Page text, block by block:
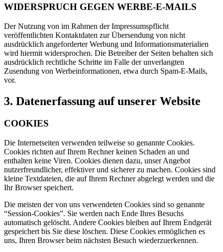
WIDERSPRUCH GEGEN WERBE-E-MAILS
Der Nutzung von im Rahmen der Impressumspflicht
veröffentlichten Kontaktdaten zur Übersendung von nicht
ausdrücklich angeforderter Werbung und Informationsmaterialien
wird hiermit widersprochen. Die Betreiber der Seiten behalten sich
ausdrücklich rechtliche Schritte im Falle der unverlangten
Zusendung von Werbeinformationen, etwa durch Spam-E-Mails,
vor.
3. Datenerfassung auf unserer Website
COOKIES
Die Internetseiten verwenden teilweise so genannte Cookies.
Cookies richten auf Ihrem Rechner keinen Schaden an und
enthalten keine Viren. Cookies dienen dazu, unser Angebot
nutzerfreundlicher, effektiver und sicherer zu machen. Cookies sind
kleine Textdateien, die auf Ihrem Rechner abgelegt werden und die
Ihr Browser speichert.
Die meisten der von uns verwendeten Cookies sind so genannte
“Session-Cookies”. Sie werden nach Ende Ihres Besuchs
automatisch gelöscht. Andere Cookies bleiben auf Ihrem Endgerät
gespeichert bis Sie diese löschen. Diese Cookies ermöglichen es
uns, Ihren Browser beim nächsten Besuch wiederzuerkennen.